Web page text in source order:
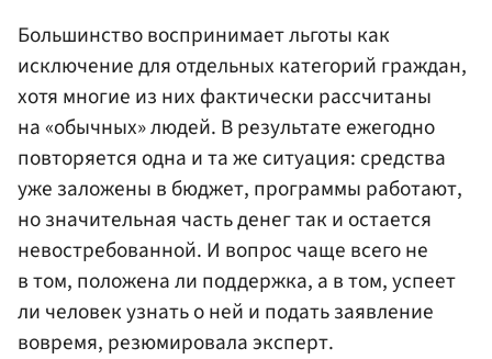
Большинство воспринимает льготы как
исключение для отдельных категорий граждан,
хотя многие из них фактически рассчитаны
на «обычных» людей. В результате ежегодно
повторяется одна и та же ситуация: средства
уже заложены в бюджет, программы работают,
но значительная часть денег так и остается
невостребованной. И вопрос чаще всего не
в том, положена ли поддержка, а в том, успеет
ли человек узнать о ней и подать заявление
вовремя, резюмировала эксперт.